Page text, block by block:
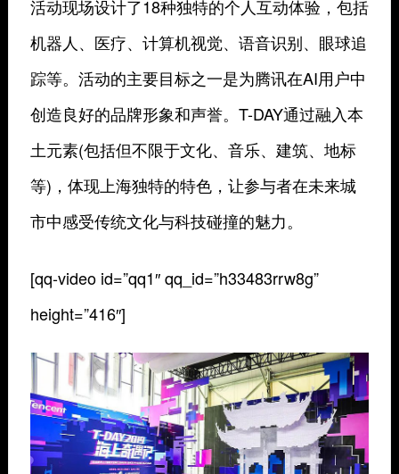
活动现场设计了18种独特的个人互动体验，包括
机器人、医疗、计算机视觉、语音识别、眼球追
踪等。活动的主要目标之一是为腾讯在AI用户中
创造良好的品牌形象和声誉。T-DAY通过融入本
土元素(包括但不限于文化、音乐、建筑、地标
等)，体现上海独特的特色，让参与者在未来城
市中感受传统文化与科技碰撞的魅力。
[qq-video id=”qq1″ qq_id=”h33483rrw8g”
height=”416″]